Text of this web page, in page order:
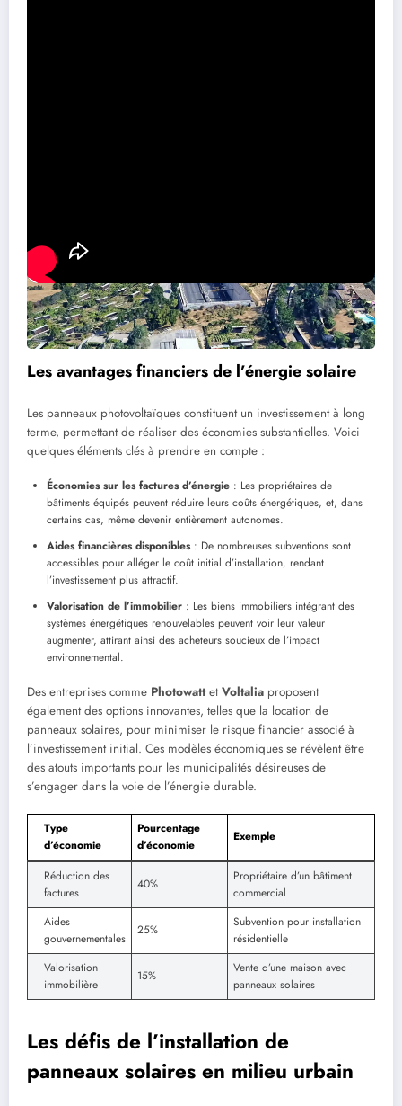
Les avantages financiers de l’énergie solaire
Les panneaux photovoltaïques constituent un investissement à long
terme, permettant de réaliser des économies substantielles. Voici
quelques éléments clés à prendre en compte :
Économies sur les factures d’énergie : Les propriétaires de
bâtiments équipés peuvent réduire leurs coûts énergétiques, et, dans
certains cas, même devenir entièrement autonomes.
Aides financières disponibles: De nombreuses subventions sont
accessibles pour alléger le coût initial d’installation, rendant
l’investissement plus attractif.
Valorisation de l’immobilier : Les biens immobiliers intégrant des
systèmes énergétiques renouvelables peuvent voir leur valeur
augmenter, attirant ainsi des acheteurs soucieux de l’impact
environnemental.
Des entreprises comme PhotowattetVoltalia proposent
également des options innovantes, telles que la location de
panneaux solaires, pour minimiser le risque financier associé à
l’investissement initial. Ces modèles économiques se révèlent être
des atouts importants pour les municipalités désireuses de
s’engager dans la voie de l’énergie durable.
Type
d’économie
Pourcentage
d’économie
Exemple
Réduction des
factures
40%
Propriétaire d’un bâtiment
commercial
Aides
gouvernementales
25%
Subvention pour installation
résidentielle
Valorisation
immobilière
15%
Vente d’une maison avec
panneaux solaires
Les défis de l’installation de
panneaux solaires en milieu urbain